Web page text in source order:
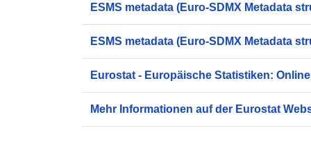
ESMS metadata (Euro-SDMX Metadata
ESMS metadata (Euro-SDMX Metadata
Eurostat - Europäische Statistiken:
Mehr Informationen auf der Eurostat